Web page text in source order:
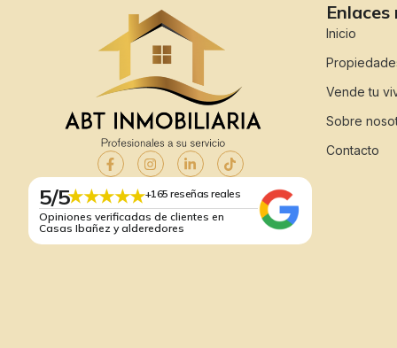
5/5★★★★★+165 reseñas reales
Opiniones verificadas de clientes en
Casas Ibañez y alderedores
Inicio
Vende tu
Sobre
Contacto